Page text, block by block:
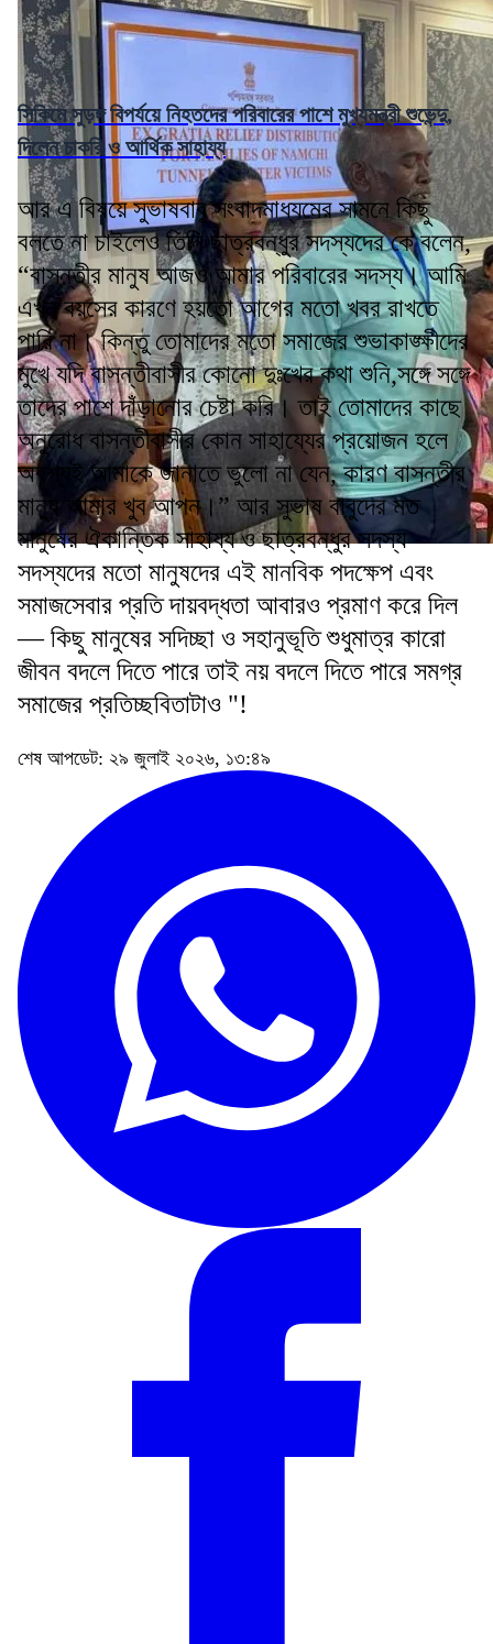
সিকিমে সুড়ঙ্গ বিপর্যয়ে নিহতদের পরিবারের পাশে মুখ্যমন্ত্রী শুভেন্দু,
দিলেন চাকরি ও আর্থিক সাহায্য
আর এ বিষয়ে সুভাষবাবু সংবাদমাধ্যমের সামনে কিছু
বলতে না চাইলেও তিনি ছাত্রবন্ধুর সদস্যদের কে বলেন,
“বাসন্তীর মানুষ আজও আমার পরিবারের সদস্য। আমি
এখন বয়সের কারণে হয়তো আগের মতো খবর রাখতে
পারি না। কিন্তু তোমাদের মতো সমাজের শুভাকাঙ্ক্ষীদের
মুখে যদি বাসন্তীবাসীর কোনো দুঃখের কথা শুনি,সঙ্গে সঙ্গে
তাদের পাশে দাঁড়ানোর চেষ্টা করি। তাই তোমাদের কাছে
অনুরোধ বাসন্তীবাসীর কোন সাহায্যের প্রয়োজন হলে
অবশ্যই আমাকে জানাতে ভুলো না যেন, কারণ বাসন্তীর
মানুষ আমার খুব আপন।” আর সুভাষ বাবুদের মত
মানুষের ঐকান্তিক সাহায্য ও ছাত্রবন্ধুর সদস্য
সদস্যদের মতো মানুষদের এই মানবিক পদক্ষেপ এবং
সমাজসেবার প্রতি দায়বদ্ধতা আবারও প্রমাণ করে দিল
— কিছু মানুষের সদিচ্ছা ও সহানুভূতি শুধুমাত্র কারো
জীবন বদলে দিতে পারে তাই নয় বদলে দিতে পারে সমগ্র
সমাজের প্রতিচ্ছবিতাটাও "!
শেষ আপডেট: ২৯ জুলাই ২০২৬, ১৩:৪৯